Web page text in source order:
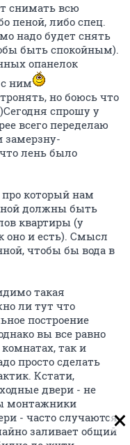
снимать всю
пеной, либо спец.
надо будет снять
быть спокойным).
опанелок
ним
но боюсь что
спрошу у
всего переделаю
замерзну-
лень было
который нам
должны быть
квартиры (у
оно и есть). Смысл
чтобы бы вода в
такая
ли тут что
построение
вы все равно
так и
просто сделать
Кстати,
двери - не
монтажники
- часто случаются
заливает общий